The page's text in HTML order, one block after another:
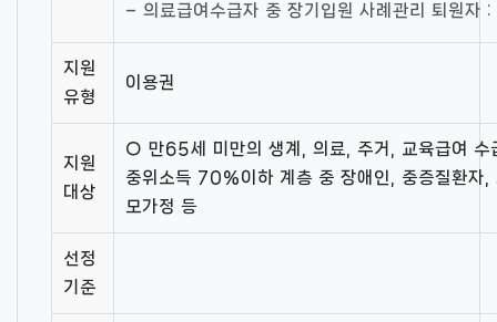
– 의료급여수급자 중 장기입원 사례관리 퇴원
지원
유형
이용권
지원
대상
○ 만65세 미만의 생계, 의료, 주거, 교육급여 수
중위소득 70%이하 계층 중 장애인, 중증질환자,
모가정 등
선정
기준